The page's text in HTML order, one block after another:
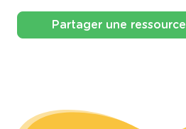
Partager une ressource